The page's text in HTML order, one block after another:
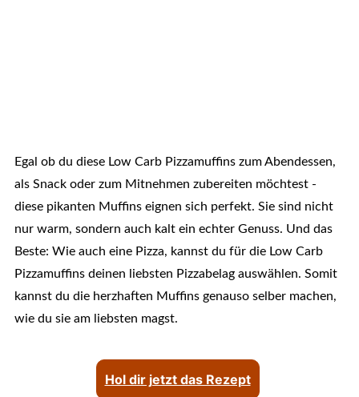
Egal ob du diese Low Carb Pizzamuffins zum Abendessen,
als Snack oder zum Mitnehmen zubereiten möchtest -
diese pikanten Muffins eignen sich perfekt. Sie sind nicht
nur warm, sondern auch kalt ein echter Genuss. Und das
Beste: Wie auch eine Pizza, kannst du für die Low Carb
Pizzamuffins deinen liebsten Pizzabelag auswählen. Somit
kannst du die herzhaften Muffins genauso selber machen,
wie du sie am liebsten magst.
Hol dir jetzt das Rezept